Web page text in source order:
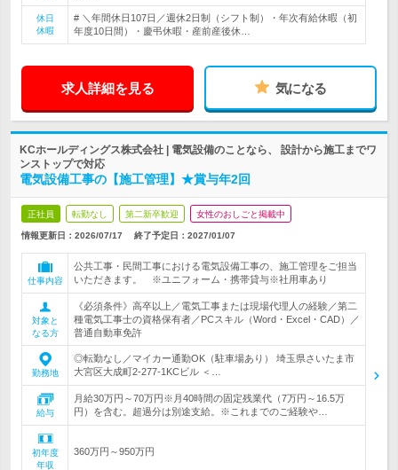
休日
休暇
# ＼年間休日107日／週休2日制（シフト制）・年次有給休暇（初
年度10日間）・慶弔休暇・産前産後休…
求人詳細を見る 気になる
KCホールディングス株式会社 | 電気設備のことなら、 設計から施工までワ
ンストップで対応
電気設備工事の【施工管理】★賞与年2回
正社員 転勤なし 第二新卒歓迎 女性のおしごと掲載中
情報更新日：2026/07/17 終了予定日： 2027/01/07
仕事内容
公共工事・民間工事における電気設備工事の、施工管理をご担当
いただきます。 ※ユニフォーム・携帯貸与※社用車あり
対象と
なる方
《必須条件》高卒以上／電気工事または現場代理人の経験／第二
種電気工事士の資格保有者／PCスキル（Word・Excel・CAD）／
普通自動車免許
勤務地
◎転勤なし／マイカー通勤OK（駐車場あり） 埼玉県さいたま市
大宮区大成町2-277-1KCビル ＜…
給与
月給30万円～70万円※月40時間の固定残業代（7万円～16.5万
円）を含む。超過分は別途支給。※これまでのご経験や…
初年度
年収
360万円～950万円